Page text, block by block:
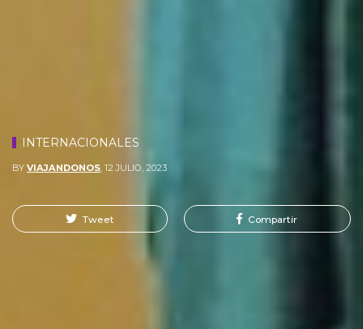
INTERNACIONALES
BY VIAJANDONOS, 12 JULIO, 2023
Tweet Compartir